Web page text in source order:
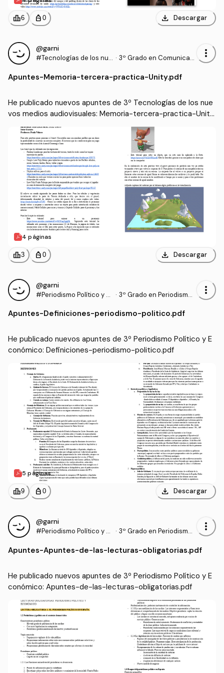
leaderboard6 personal_bag 0 download Descargar
@garni
#Tecnologías de los nue
s
· 3º Grado en Comunicaci
more_vert
Apuntes-Memoria-tercera-practica-Unity.pdf
He publicado nuevos apuntes de 3º Tecnologías de los nue
vos medios audiovisuales: Memoria-tercera-practica-Unity.
4 páginas
leaderboard3 personal_bag 0 download Descargar
@garni
#Periodismo Político y E
· 3º Grado en Periodismo
more_vert
Apuntes-Definiciones-periodismo-politico.pdf
He publicado nuevos apuntes de 3º Periodismo Político y E
conómico: Definiciones-periodismo-politico.pdf
5 páginas
leaderboard9 personal_bag 0 download Descargar
@garni
#Periodismo Político y E
· 3º Grado en Periodismo
more_vert
Apuntes-Apuntes-de-las-lecturas-obligatorias.pdf
He publicado nuevos apuntes de 3º Periodismo Político y E
conómico: Apuntes-de-las-lecturas-obligatorias.pdf